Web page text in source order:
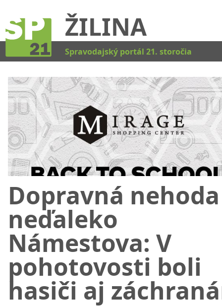
ŽILINA
Spravodajský portál 21. storočia
Dopravná nehoda
neďaleko
Námestova: V
pohotovosti boli
hasiči aj